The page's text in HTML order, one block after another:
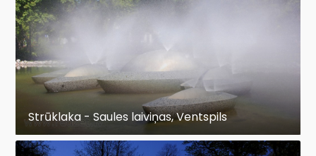
Strūklaka - Saules laiviņas, Ventspils